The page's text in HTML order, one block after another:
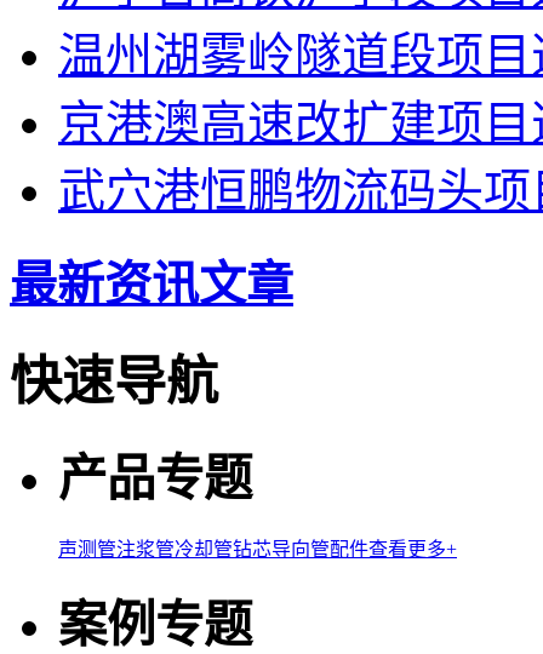
温州湖雾岭隧道段项
京港澳高速改扩建项
武穴港恒鹏物流码头
最新资讯文章
快速导航
产品专题
声测管注浆管冷却管钻芯导向管配件查看更多+
案例专题